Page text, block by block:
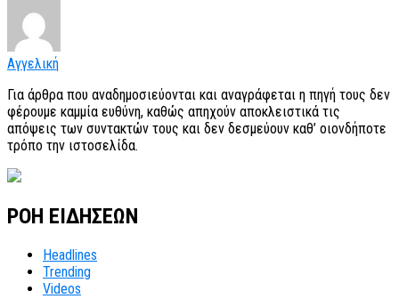
Αγγελική
Για άρθρα που αναδημοσιεύονται και αναγράφεται η πηγή τους δεν
φέρουμε καμμία ευθύνη, καθώς απηχούν αποκλειστικά τις
απόψεις των συντακτών τους και δεν δεσμεύουν καθ’ οιονδήποτε
τρόπο την ιστοσελίδα.
ΡΟΗ ΕΙΔΗΣΕΩΝ
Headlines
Trending
Videos